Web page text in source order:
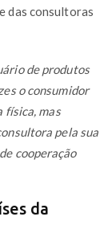
das consultoras
de produtos
o consumidor
física, mas
pela sua
cooperação
da